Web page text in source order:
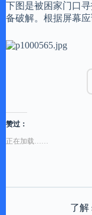
下图是被困家门口
备破解。根据屏幕
赞过：
正在加载……
了解